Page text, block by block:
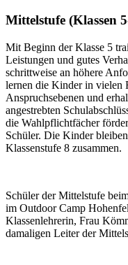
Mittelstufe (Klassen
Mit Beginn der Klasse 5
Leistungen und gutes
schrittweise an höhere
lernen die Kinder in vielen
Anspruchsebenen und
angestrebten
die Wahlpflichtfächer
Schüler. Die Kinder
Klassenstufe 8 zusammen.
Schüler der Mittelstufe
im Outdoor Camp
Klassenlehrerin, Frau
damaligen Leiter der